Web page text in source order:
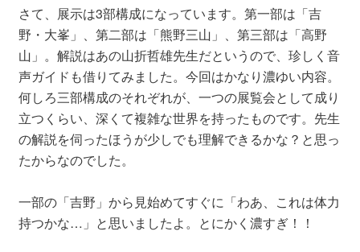
さて、展示は3部構成になっています。第一部は「吉
野・大峯」、第二部は「熊野三山」、第三部は「高野
山」。解説はあの山折哲雄先生だというので、珍しく音
声ガイドも借りてみました。今回はかなり濃ゆい内容。
何しろ三部構成のそれぞれが、一つの展覧会として成り
立つくらい、深くて複雑な世界を持ったものです。先生
の解説を伺ったほうが少しでも理解できるかな？と思っ
たからなのでした。
一部の「吉野」から見始めてすぐに「わあ、これは体力
持つかな…」と思いましたよ。とにかく濃すぎ！！